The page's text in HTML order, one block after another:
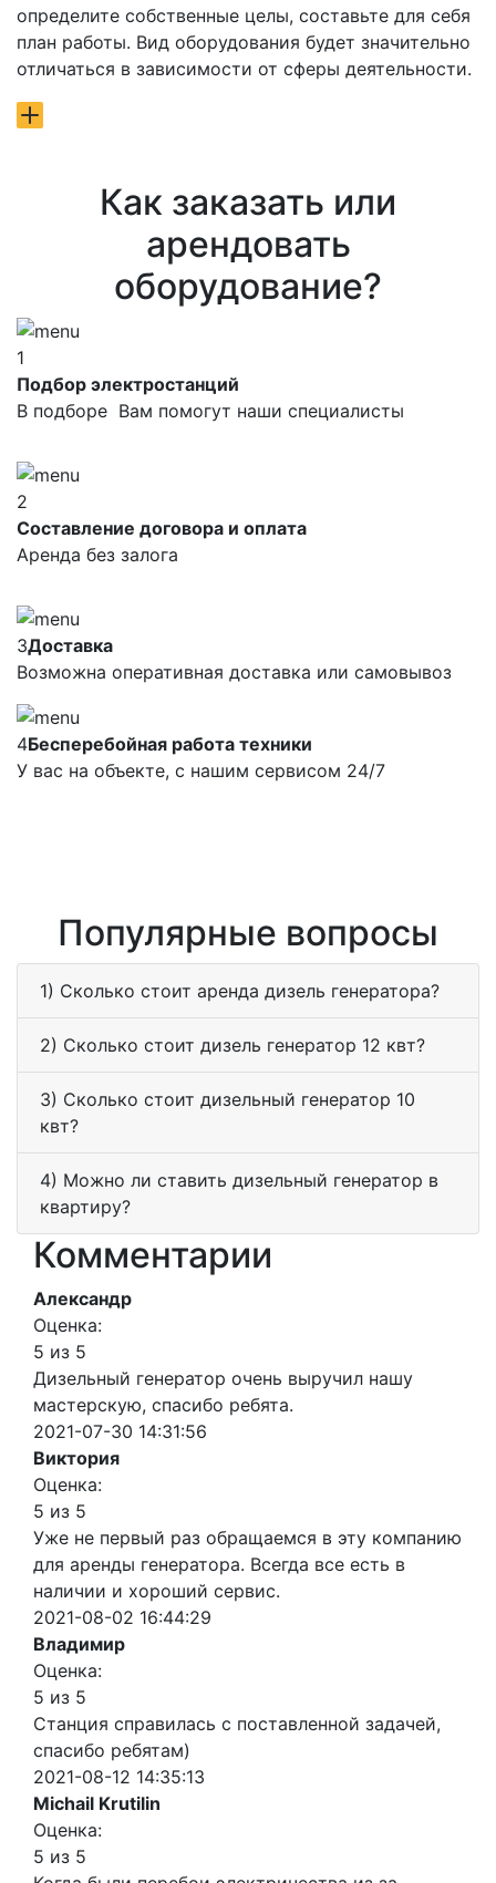
определите собственные целы, составьте для себя
план работы. Вид оборудования будет значительно
отличаться в зависимости от сферы деятельности.
Как заказать или
арендовать
оборудование?
1
Подбор электростанций
В подборе Вам помогут наши специалисты
2
Составление договора и оплата
Аренда без залога
3Доставка
Возможна оперативная доставка или самовывоз
4Бесперебойная работа техники
У вас на объекте, с нашим сервисом 24/7
Популярные вопросы
1) Сколько стоит аренда дизель генератора?
2) Сколько стоит дизель генератор 12 квт?
3) Сколько стоит дизельный генератор 10
квт?
4) Можно ли ставить дизельный генератор в
квартиру?
Комментарии
Александр
Оценка:
5 из 5
Дизельный генератор очень выручил нашу
мастерскую, спасибо ребята.
2021-07-30 14:31:56
Виктория
Оценка:
5 из 5
Уже не первый раз обращаемся в эту компанию
для аренды генератора. Всегда все есть в
наличии и хороший сервис.
2021-08-02 16:44:29
Владимир
Оценка:
5 из 5
Станция справилась с поставленной задачей,
спасибо ребятам)
2021-08-12 14:35:13
Michail Krutilin
Оценка:
5 из 5